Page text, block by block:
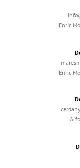
Enric
Enric